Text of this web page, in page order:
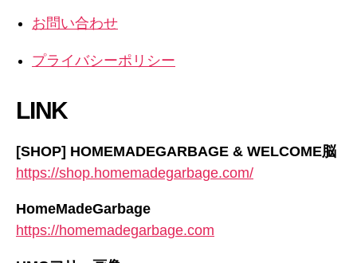
お問い合わせ
プライバシーポリシー
LINK
[SHOP] HOMEMADEGARBAGE & WELCOME脳
https://shop.homemadegarbage.com/
HomeMadeGarbage
https://homemadegarbage.com